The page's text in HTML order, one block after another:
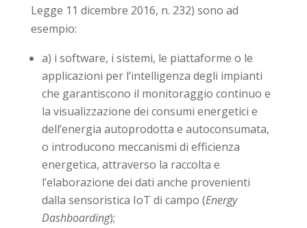
Legge 11 dicembre 2016, n. 232) sono ad
esempio:
a) i software, i sistemi, le piattaforme o le
applicazioni per l’intelligenza degli impianti
che garantiscono il monitoraggio continuo e
la visualizzazione dei consumi energetici e
dell’energia autoprodotta e autoconsumata,
o introducono meccanismi di efficienza
energetica, attraverso la raccolta e
l’elaborazione dei dati anche provenienti
dalla sensoristica IoT di campo (Energy
Dashboarding);